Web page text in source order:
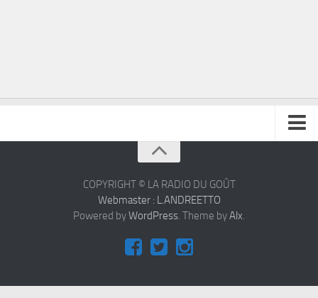
COPYRIGHT © LA RADIO DU GOÛT
Webmaster : L.ANDREETTO
Powered byWordPress. Theme byAlx.